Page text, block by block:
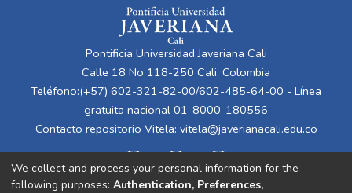
Pontificia Universidad Javeriana Cali
Calle 18 No 118-250 Cali, Colombia
Teléfono:(+57) 602-321-82-00/602-485-64-00 - Línea
gratuita nacional 01-8000-180556
Contacto repositorio Vitela: vitela@javerianacali.edu.co
We collect and process your personal information for the
following purposes: Authentication, Preferences,